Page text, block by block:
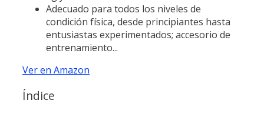
Adecuado para todos los niveles de
condición física, desde principiantes hasta
entusiastas experimentados; accesorio de
entrenamiento...
Ver en Amazon
Índice